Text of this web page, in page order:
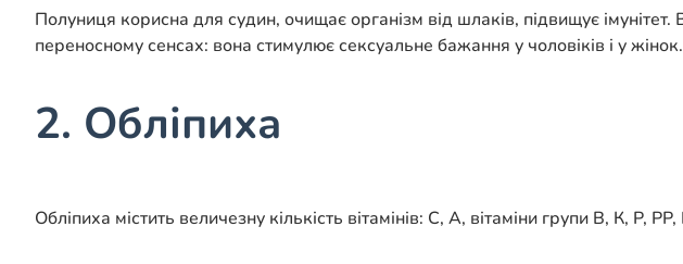
Полуниця корисна для судин, очищає організм від шлаків, підвищує
переносному сенсах: вона стимулює сексуальне бажання у чоловіків і у жінок.
2. Обліпиха
Обліпиха містить величезну кількість вітамінів: С, А, вітаміни групи В, К, Р,